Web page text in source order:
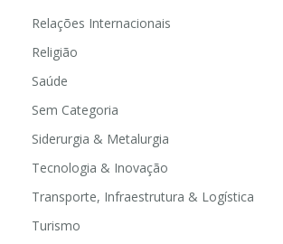
Relações Internacionais
Religião
Saúde
Sem Categoria
Siderurgia & Metalurgia
Tecnologia & Inovação
Transporte, Infraestrutura & Logística
Turismo